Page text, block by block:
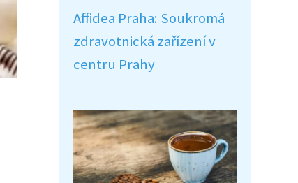
Affidea Praha: Soukromá
zdravotnická zařízení v
centru Prahy